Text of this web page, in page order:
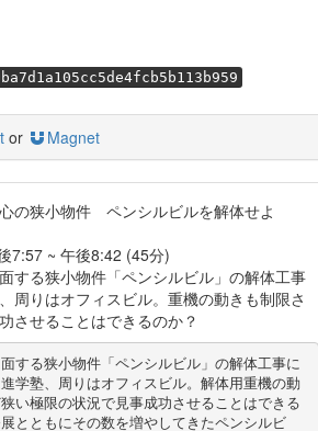
or Magnet
の狭小物件 ペンシルビルを解体せよ
7:57 ~ 午後8:42 (45分)
する狭小物件「ペンシルビル」の解体工事
周りはオフィスビル。重機の動きも制限さ
させることはできるのか？
する狭小物件「ペンシルビル」の解体工事に
学塾、周りはオフィスビル。解体用重機の動
い極限の状況で見事成功させることはできる
とともにその数を増やしてきたペンシルビ